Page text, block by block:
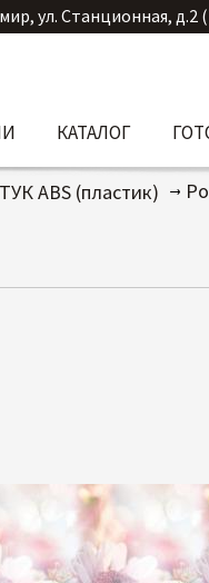
ул. Станционная,
КАТАЛОГ
ABS (пластик)